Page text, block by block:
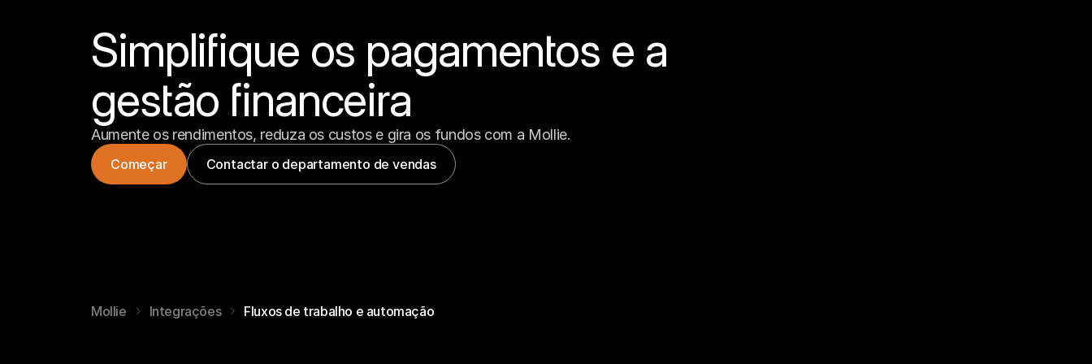
Simplifique os pagamentos e a
gestão financeira
Aumente os rendimentos, reduza os custos e gira os fundos com a Mollie.
Começar Contactar o departamento de vendas
Mollie Integrações Fluxos de trabalho e automação